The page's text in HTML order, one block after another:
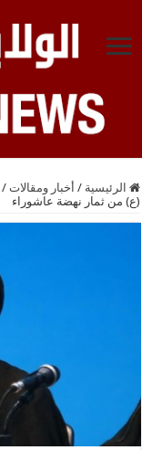
الرئيسية / أخبار ومقالات /
(ع) من ثمار نهضة عاشوراء